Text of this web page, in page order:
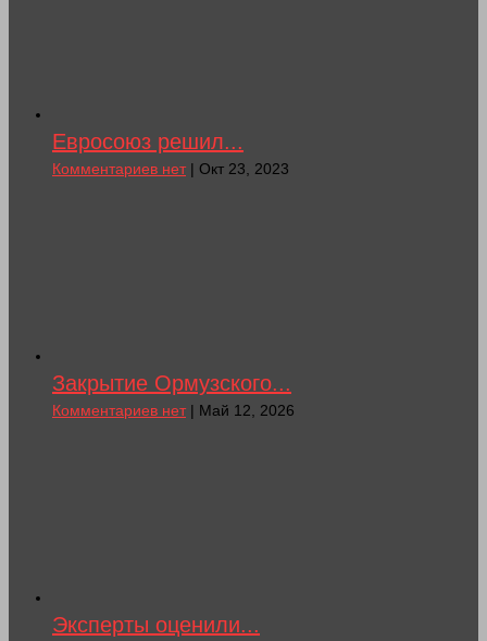
Евросоюз решил...
Комментариев нет| Окт 23, 2023
Закрытие Ормузского...
Комментариев нет| Май 12, 2026
Эксперты оценили...